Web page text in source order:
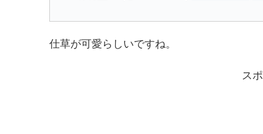
仕草が可愛らしいですね。
ス